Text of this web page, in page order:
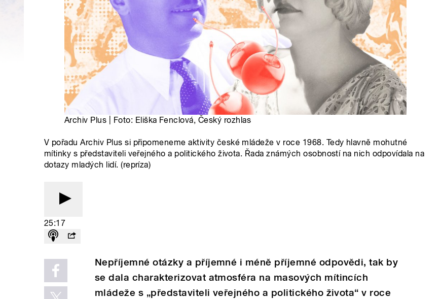
Archiv Plus | Foto: Eliška Fenclová, Český rozhlas
V pořadu Archiv Plus si připomeneme aktivity české mládeže v roce 1968. Tedy hlavně mohutné
mítinky s představiteli veřejného a politického života. Řada známých osobností na nich odpovídala na
dotazy mladých lidí. (repríza)
25:17
Nepříjemné otázky a příjemné i méně příjemné odpovědi, tak by
se dala charakterizovat atmosféra na masových mítincích
mládeže s „představiteli veřejného a politického života“ v roce